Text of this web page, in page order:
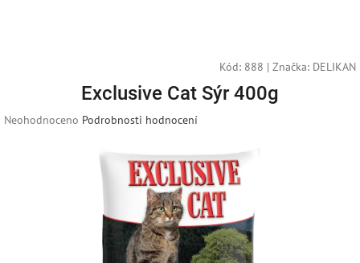
košík
Kód: 888 | Značka: DELIKAN
Exclusive Cat Sýr 400g
Průměrné
Neohodnoceno Podrobnosti hodnocení